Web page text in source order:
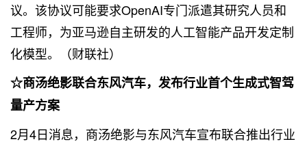
议。该协议可能要求OpenAI专门派遣其研究人员和
工程师，为亚马逊自主研发的人工智能产品开发定制
化模型。（财联社）
☆商汤绝影联合东风汽车，发布行业首个生成式智驾
量产方案
2月4日消息，商汤绝影与东风汽车宣布联合推出行业